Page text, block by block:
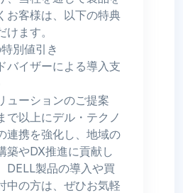
お客様は、以下の特典
ます。
別値引き
バイザーによる導入支
ューションのご提案
で以上にデル・テクノ
連携を強化し、地域の
築やDX推進に貢献し
DELL製品の導入や買
中の方は、ぜひお気軽